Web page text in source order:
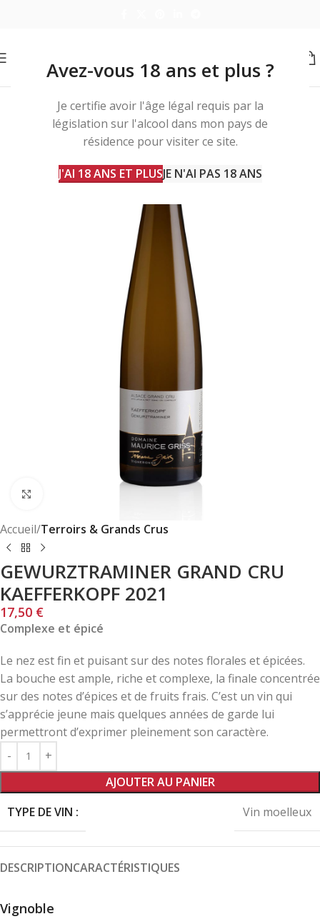
Avez-vous 18 ans et plus ?
Je certifie avoir l'âge légal requis par la
législation sur l'alcool dans mon pays de
résidence pour visiter ce site.
J'AI 18 ANS ET PLUSJE N'AI PAS 18 ANS
Accueil Terroirs & Grands Crus
GEWURZTRAMINER GRAND CRU
KAEFFERKOPF 2021
17,50 €
Complexe et épicé
Le nez est fin et puisant sur des notes florales et épicées.
La bouche est ample, riche et complexe, la finale concentrée
sur des notes d’épices et de fruits frais. C’est un vin qui
s’apprécie jeune mais quelques années de garde lui
permettront d’exprimer pleinement son caractère.
AJOUTER AU PANIER
TYPE DE VIN :
Vin moelleux
DESCRIPTIONCARACTÉRISTIQUES
Vignoble